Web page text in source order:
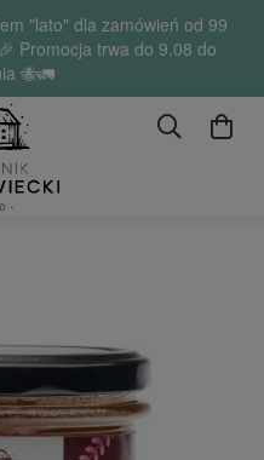
"lato" dla zamówień od 99
Promocja trwa do 9.08 do
🐝🚛